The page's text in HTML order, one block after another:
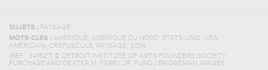
SUJETS : PAYSAGE
MOTS-CLÉS : AMÉRIQUE, AMÉRIQUE DU NORD, ETATS-UNIS, USA,
AMÉRICAIN , CRÉPUSCULE, PAYSAGE, SOIR
(REF : 341527) © DETROIT INSTITUTE OF ARTS FOUNDERS SOCIETY
PURCHASE AND DEXTER M. FERRY JR. FUND / BRIDGEMAN IMAGES